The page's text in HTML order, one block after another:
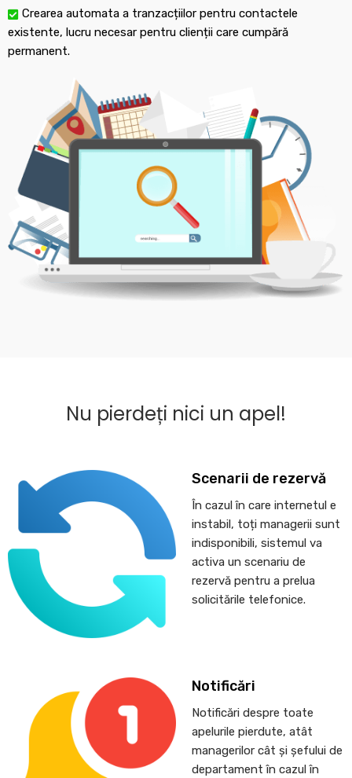
Crearea automata a tranzacțiilor pentru contactele
existente, lucru necesar pentru clienții care cumpără
permanent.
Nu pierdeți nici un apel!
Scenarii de rezervă
În cazul în care internetul e
instabil, toți managerii sunt
indisponibili, sistemul va
activa un scenariu de
rezervă pentru a prelua
solicitările telefonice.
Notificări
Notificări despre toate
apelurile pierdute, atât
managerilor cât și șefului de
departament în cazul în